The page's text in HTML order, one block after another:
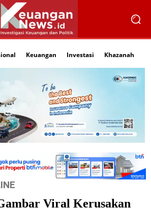
Keuangan Investasi Khazanah
Viral Kerusakan